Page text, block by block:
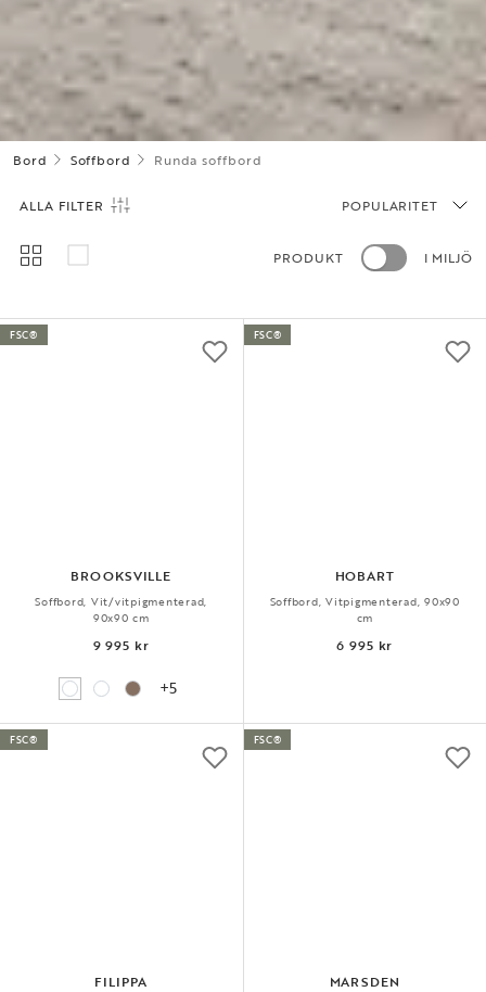
Bord Soffbord Runda soffbord
ALLA FILTER
PRODUKT I MILJÖ
POPULARITET
BROOKSVILLE
Soffbord, Vit/vitpigmenterad,
90x90 cm
9 995 kr
+5
FSC®
HOBART
Soffbord, Vitpigmenterad, 90x90
cm
6 995 kr
FSC®
FILIPPA
FSC®
MARSDEN
FSC®